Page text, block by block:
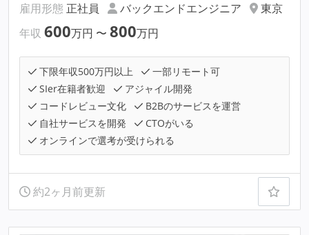
雇用形態 正社員 バックエンドエンジニア
東京
年収 600万円 〜 800万円
下限年収500万円以上
一部リモート可
SIer在籍者歓迎
アジャイル開発
コードレビュー文化
B2Bのサービスを運営
自社サービスを開発
CTOがいる
オンラインで選考が受けられる
約2ヶ月前更新